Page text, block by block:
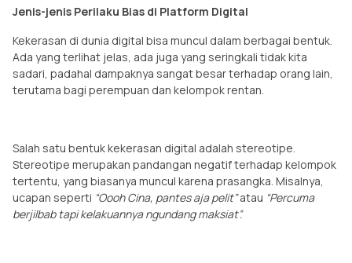
Jenis-jenis Perilaku Bias di Platform Digital
Kekerasan di dunia digital bisa muncul dalam berbagai bentuk.
Ada yang terlihat jelas, ada juga yang seringkali tidak kita
sadari, padahal dampaknya sangat besar terhadap orang lain,
terutama bagi perempuan dan kelompok rentan.
Salah satu bentuk kekerasan digital adalah stereotipe.
Stereotipe merupakan pandangan negatif terhadap kelompok
tertentu, yang biasanya muncul karena prasangka. Misalnya,
ucapan seperti “Oooh Cina, pantes aja pelit”atau “Percuma
berjilbab tapi kelakuannya ngundang maksiat”.